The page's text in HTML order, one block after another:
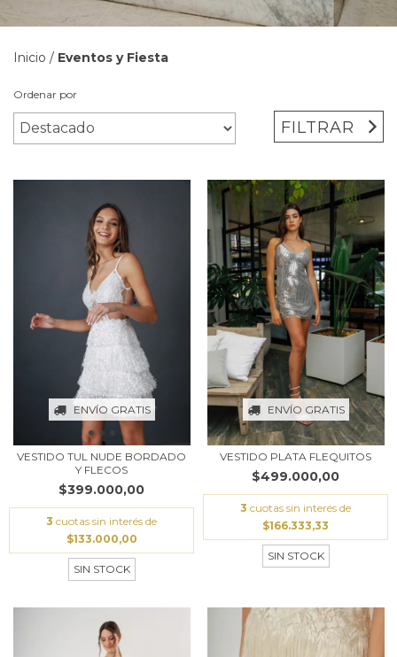
Inicio / Eventos y Fiesta
Ordenar por
FILTRAR
ENVÍO GRATIS
VESTIDO TUL NUDE BORDADO
Y FLECOS
$399.000,00
3 cuotas sin interés de
$133.000,00
SIN STOCK
ENVÍO GRATIS
VESTIDO PLATA FLEQUITOS
$499.000,00
3 cuotas sin interés de
$166.333,33
SIN STOCK